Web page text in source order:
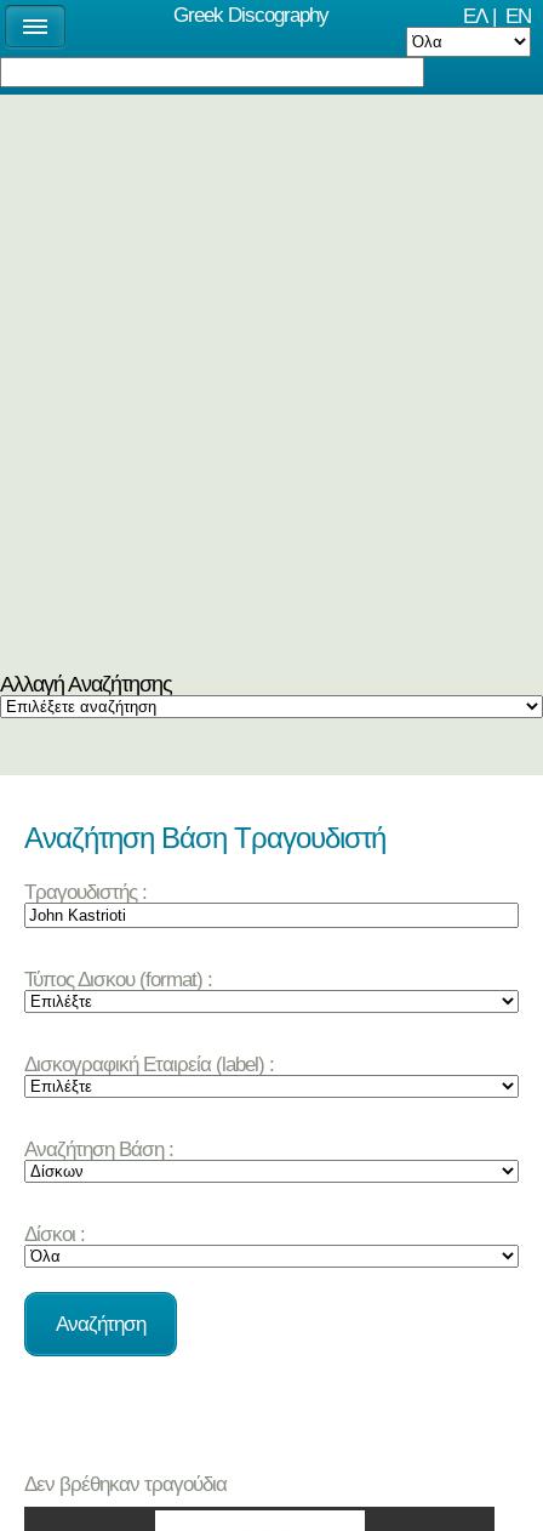
ΕΛ| EN
Αλλαγή Αναζήτησης
Αναζήτηση Βάση Τραγουδιστή
Τραγουδιστής :
Τύπος Δισκου (format) :
Δισκογραφική Εταιρεία (label) :
Αναζήτηση Βάση :
Δίσκοι :
Δεν βρέθηκαν τραγούδια
Greek Discography